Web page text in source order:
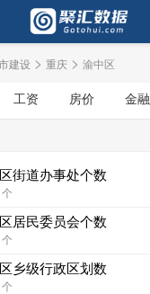
建设 > 重庆 > 渝中区
工资 房价 金融
街道办事处个数
个
居民委员会个数
个
乡级行政区划数
个